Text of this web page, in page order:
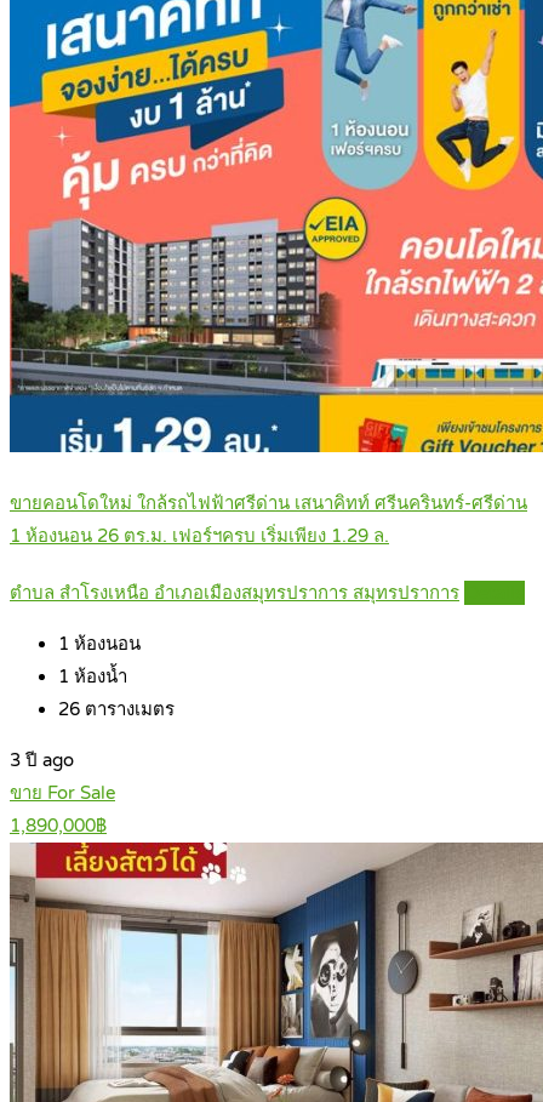
ขายคอนโดใหม่ ใกล้รถไฟฟ้าศรีด่าน เสนาคิทท์ ศรีนครินทร์-ศรีด่าน
1 ห้องนอน 26 ตร.ม. เฟอร์ฯครบ เริ่มเพียง 1.29 ล.
ตำบล สำโรงเหนือ อำเภอเมืองสมุทรปราการ สมุทรปราการ
1 ห้องนอน
1 ห้องน้ำ
26 ตารางเมตร
3 ปี ago
ขาย For Sale
1,890,000฿